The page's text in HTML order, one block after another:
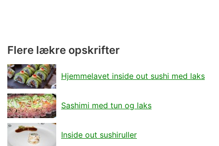
Flere lækre opskrifter
Hjemmelavet inside out sushi med laks
Sashimi med tun og laks
Inside out sushiruller